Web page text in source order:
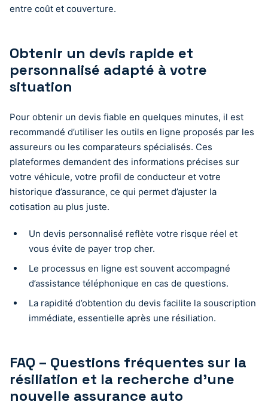
entre coût et couverture.
Obtenir un devis rapide et
personnalisé adapté à votre
situation
Pour obtenir un devis fiable en quelques minutes, il est
recommandé d’utiliser les outils en ligne proposés par les
assureurs ou les comparateurs spécialisés. Ces
plateformes demandent des informations précises sur
votre véhicule, votre profil de conducteur et votre
historique d’assurance, ce qui permet d’ajuster la
cotisation au plus juste.
Un devis personnalisé reflète votre risque réel et
vous évite de payer trop cher.
Le processus en ligne est souvent accompagné
d’assistance téléphonique en cas de questions.
La rapidité d’obtention du devis facilite la souscription
immédiate, essentielle après une résiliation.
FAQ – Questions fréquentes sur la
résiliation et la recherche d’une
nouvelle assurance auto